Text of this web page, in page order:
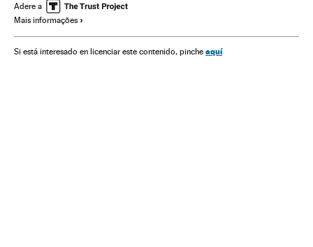
Organizações desportivas
Cristiano Ronaldo
Estadio Santiago Bernabéu Neymar Lionel Messi
Adere a
Mais informações
Si está interesado en licenciar este contenido, pinche aquí